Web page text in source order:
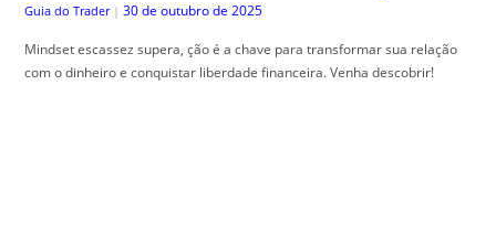
Guia do Trader | 30 de outubro de 2025
Mindset escassez supera, ção é a chave para transformar sua relação
com o dinheiro e conquistar liberdade financeira. Venha descobrir!